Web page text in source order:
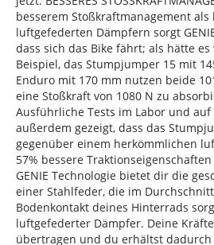
besserem Stoßkraftmanagement
luftgefederten Dämpfern sorgt
dass sich das Bike fährt; als hätte
Beispiel, das Stumpjumper 15 mit
Enduro mit 170 mm nutzen beide
eine Stoßkraft von 1080 N zu
Ausführliche Tests im Labor und
außerdem gezeigt, dass das
gegenüber einem herkömmlichen
57% bessere
GENIE Technologie bietet dir die
einer Stahlfeder, die im
Bodenkontakt deines Hinterrads
luftgefederter Dämpfer. Deine
übertragen und du erhältst